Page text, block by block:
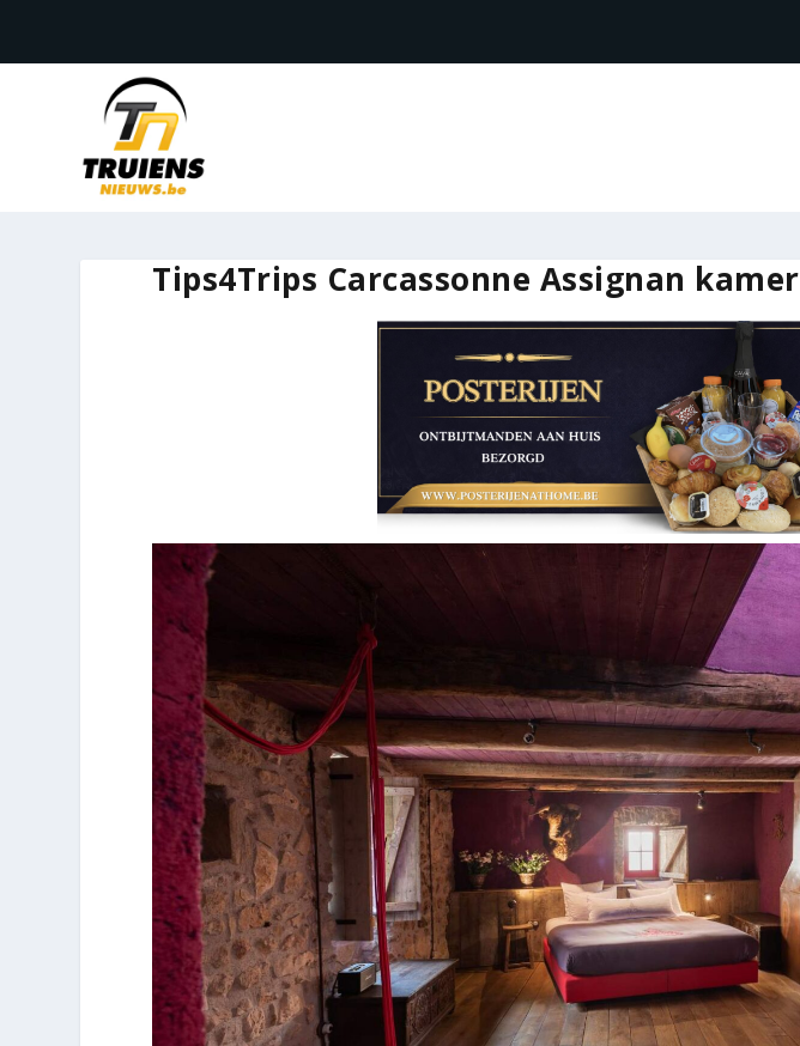
Tips4Trips Carcassonne Assignan kamer